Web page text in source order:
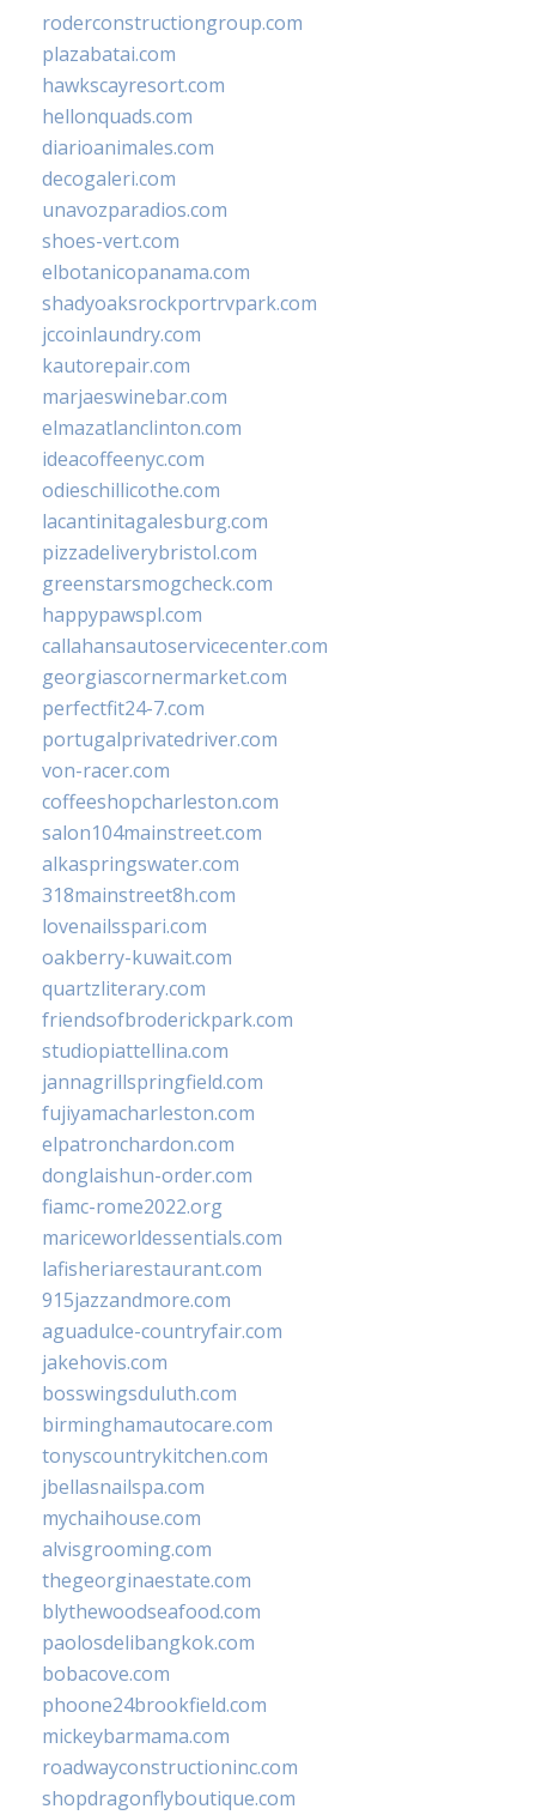
roderconstructiongroup.com
plazabatai.com
hawkscayresort.com
hellonquads.com
diarioanimales.com
decogaleri.com
unavozparadios.com
shoes-vert.com
elbotanicopanama.com
shadyoaksrockportrvpark.com
jccoinlaundry.com
kautorepair.com
marjaeswinebar.com
elmazatlanclinton.com
ideacoffeenyc.com
odieschillicothe.com
lacantinitagalesburg.com
pizzadeliverybristol.com
greenstarsmogcheck.com
happypawspl.com
callahansautoservicecenter.com
georgiascornermarket.com
perfectfit24-7.com
portugalprivatedriver.com
von-racer.com
coffeeshopcharleston.com
salon104mainstreet.com
alkaspringswater.com
318mainstreet8h.com
lovenailsspari.com
oakberry-kuwait.com
quartzliterary.com
friendsofbroderickpark.com
studiopiattellina.com
jannagrillspringfield.com
fujiyamacharleston.com
elpatronchardon.com
donglaishun-order.com
fiamc-rome2022.org
mariceworldessentials.com
lafisheriarestaurant.com
915jazzandmore.com
aguadulce-countryfair.com
jakehovis.com
bosswingsduluth.com
birminghamautocare.com
tonyscountrykitchen.com
jbellasnailspa.com
mychaihouse.com
alvisgrooming.com
thegeorginaestate.com
blythewoodseafood.com
paolosdelibangkok.com
bobacove.com
phoone24brookfield.com
mickeybarmama.com
roadwayconstructioninc.com
shopdragonflyboutique.com